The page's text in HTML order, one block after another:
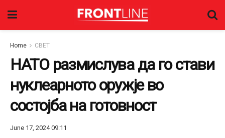
Home СВЕТ
НАТО размислува да го стави
нуклеарното оружје во
состојба на готовност
June 17, 2024 09:11